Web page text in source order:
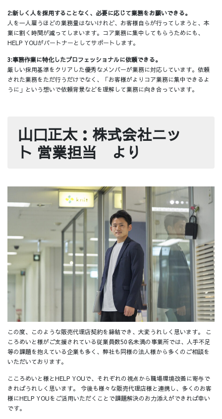
2:新しく人を採用することなく、必要に応じて業務をお願いできる。
人を一人雇うほどの業務量はないけれど、お客様自らが行ってしまうと、本
業に割く時間が減ってしまいます。コア業務に集中してもらうためにも、
HELP YOUがパートナーとしてサポートします。
3:事務作業に特化したプロフェッショナルに依頼できる。
厳しい採用基準をクリアした優秀なメンバーが業務に対応しています。依頼
された業務をただ行うだけでなく、「お客様がよりコア業務に集中できるよ
うに」という想いで依頼背景などを理解して業務に向き合っています。
山口正太：株式会社ニッ
ト 営業担当 より
この度、このような販売代理店契約を締結でき、大変うれしく思います。 こ
ころめいと様がご支援されている従業員数50名未満の事業所では、人手不足
等の課題を抱えている企業も多く、弊社も同様の法人様から多くのご相談を
いただいております。
こころめいと様とHELP YOUで、それぞれの視点から職場環境改善に寄与で
きればうれしく思います。 今後も様々な販売代理店様と連携し、多くのお客
様にHELP YOUをご活用いただくことで課題解決のお力添えができれば幸い
です。